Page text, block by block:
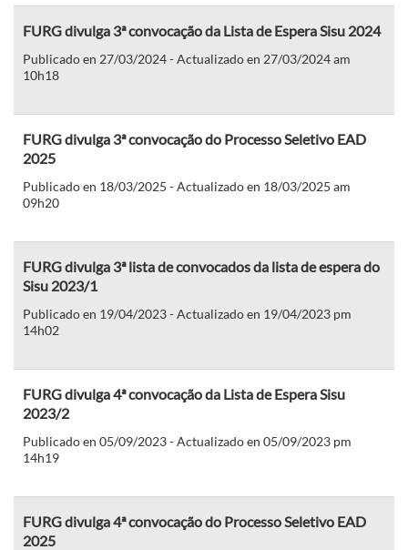
FURG divulga 3ª convocação da Lista de Espera Sisu 2024
Publicado en 27/03/2024 - Actualizado en 27/03/2024 am
10h18
FURG divulga 3ª convocação do Processo Seletivo EAD
2025
Publicado en 18/03/2025 - Actualizado en 18/03/2025 am
09h20
FURG divulga 3ª lista de convocados da lista de espera do
Sisu 2023/1
Publicado en 19/04/2023 - Actualizado en 19/04/2023 pm
14h02
FURG divulga 4ª convocação da Lista de Espera Sisu
2023/2
Publicado en 05/09/2023 - Actualizado en 05/09/2023 pm
14h19
FURG divulga 4ª convocação do Processo Seletivo EAD
2025